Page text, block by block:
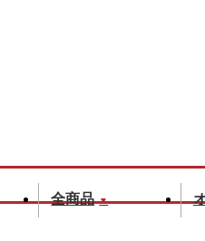
全商品 ▼